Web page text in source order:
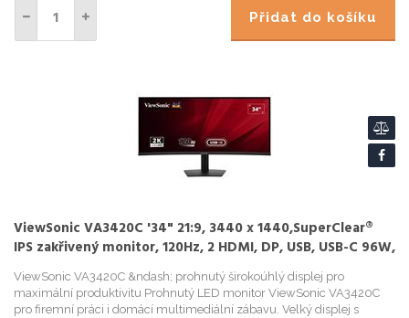
Přidat do košíku
ViewSonic VA3420C '34" 21:9, 3440 x 1440,SuperClear®
IPS zakřivený monitor, 120Hz, 2 HDMI, DP, USB, USB-C 96W,
speakers
ViewSonic VA3420C &ndash; prohnutý širokoúhlý displej pro
maximální produktivitu Prohnutý LED monitor ViewSonic VA3420C
pro firemní práci i domácí multimediální zábavu. Velký displej s